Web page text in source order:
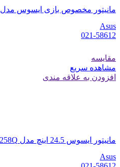
مانیتور مخصوص بازی ایسوس مدل VG278QR سایز 27 اینچ
Asus
021-58612
مقایسه
مشاهده سریع
افزودن به علاقه مندی
مانیتور ایسوس 24.5 اینچ مدل RoG Strix XG258Q
Asus